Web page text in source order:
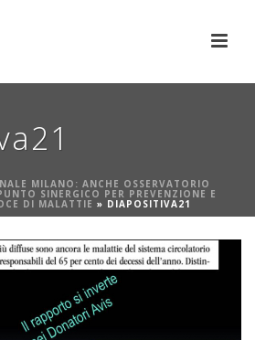
MILANO: ANCHE OSSERVATORIO
SINERGICO PER PREVENZIONE E
DI MALATTIE » DIAPOSITIVA21